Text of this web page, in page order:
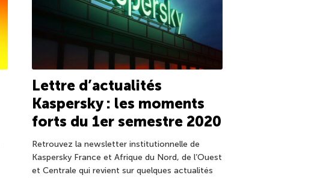
Lettre d’actualités
Kaspersky : les moments
forts du 1er semestre 2020
Retrouvez la newsletter institutionnelle de
Kaspersky France et Afrique du Nord, de l’Ouest
et Centrale qui revient sur quelques actualités